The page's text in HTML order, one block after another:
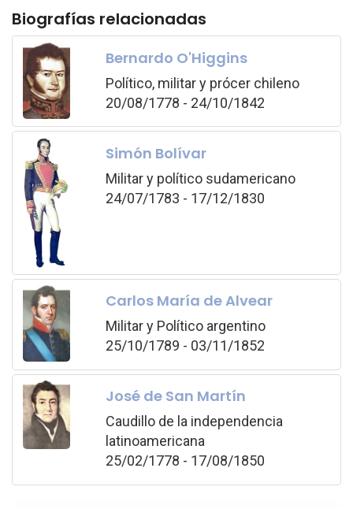
Biografías relacionadas
Bernardo O'Higgins
Político, militar y prócer chileno
20/08/1778 - 24/10/1842
Simón Bolívar
Militar y político sudamericano
24/07/1783 - 17/12/1830
Carlos María de Alvear
Militar y Político argentino
25/10/1789 - 03/11/1852
José de San Martín
Caudillo de la independencia
latinoamericana
25/02/1778 - 17/08/1850